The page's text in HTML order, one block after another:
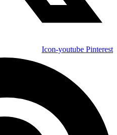
Icon-youtube Pinterest